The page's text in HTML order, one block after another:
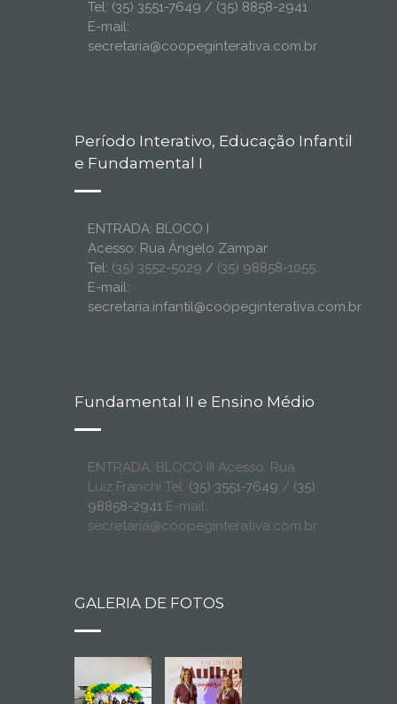
Tel: (35) 3551-7649 / (35) 8858-2941
E-mail:
secretaria@coopeginterativa.com.br
Período Interativo, Educação Infantil
e Fundamental I
ENTRADA: BLOCO I
Acesso: Rua Ângelo Zampar
Tel: (35) 3552-5029 / (35) 98858-1055
E-mail:
secretaria.infantil@coopeginterativa.com.br
Fundamental II e Ensino Médio
ENTRADA: BLOCO III Acesso: Rua
Luiz Franchi Tel: (35) 3551-7649 / (35)
98858-2941 E-mail:
secretaria@coopeginterativa.com.br
GALERIA DE FOTOS